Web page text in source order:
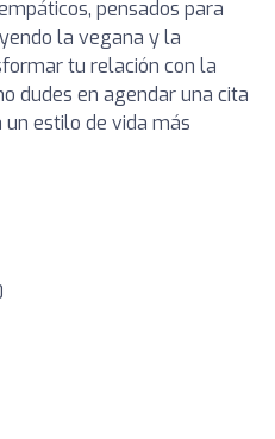
pensados para
la vegana y la
tu relación con la
dudes en agendar una cita
estilo de vida más